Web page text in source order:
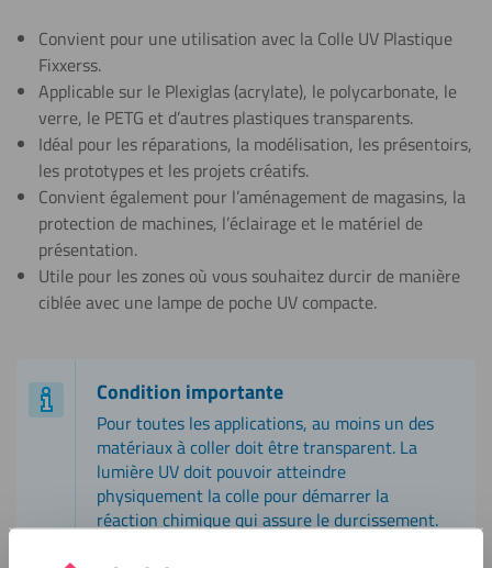
Convient pour une utilisation avec la Colle UV Plastique
Fixxerss.
Applicable sur le Plexiglas (acrylate), le polycarbonate, le
verre, le PETG et d’autres plastiques transparents.
Idéal pour les réparations, la modélisation, les présentoirs,
les prototypes et les projets créatifs.
Convient également pour l’aménagement de magasins, la
protection de machines, l’éclairage et le matériel de
présentation.
Utile pour les zones où vous souhaitez durcir de manière
ciblée avec une lampe de poche UV compacte.
Condition importante
Pour toutes les applications, au moins un des
matériaux à coller doit être transparent. La
lumière UV doit pouvoir atteindre
physiquement la colle pour démarrer la
réaction chimique qui assure le durcissement.